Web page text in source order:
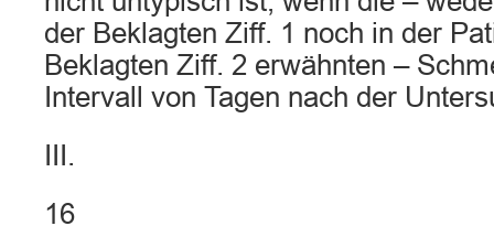
der Beklagten Ziff. 1 noch in der
Beklagten Ziff. 2 erwähnten –
Intervall von Tagen nach der
III.
16